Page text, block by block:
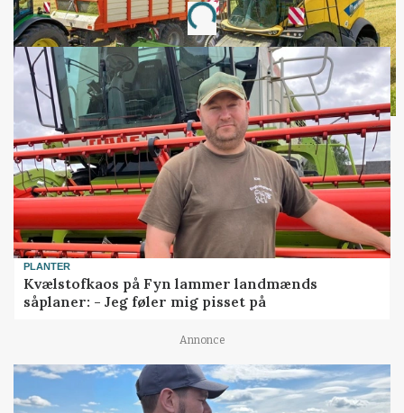
Loading...
PLANTER
Kvælstofkaos på Fyn lammer landmænds
såplaner: - Jeg føler mig pisset på
Annonce